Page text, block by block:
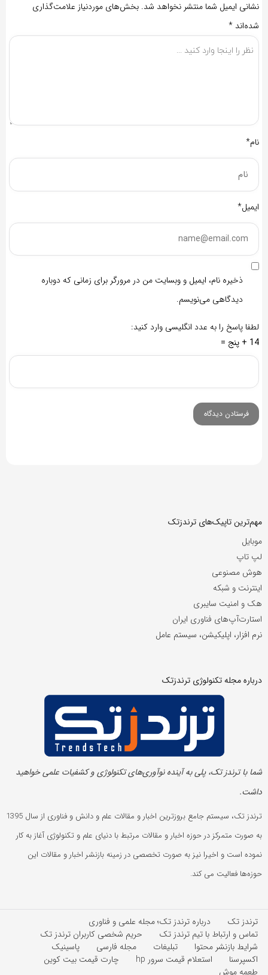
نشانی ایمیل شما منتشر نخواهد شد. بخش‌های موردنیاز علامت‌گذاری
شده‌اند *
نام*
ایمیل*
ذخیره نام، ایمیل و وبسایت من در مرورگر برای زمانی که دوباره
دیدگاهی می‌نویسم.
لطفا پاسخ را به عدد انگلیسی وارد کنید:
14 + پنج =
مهم‌ترین تاپیک‌های ترندزتک
موبایل
لپ تاپ
هوش مصنوعی
اینترنت و شبکه
هک و امنیت سایبری
استارت‌آپ‌های فناوری ایران
نرم افزار، اپلیکیشن، سیستم عامل
درباره مجله تکنولوژی ترندزتک
شما با ترندز تک، پلی به آینده‌ نوآوری‌های تکنولوژی و کشفیات علمی خواهید
داشت.
ترندز تک، سیستم جامع بروزترین اخبار و مقالات علم و دانش و فناوری از سال 1395
به صورت متمرکز در حوزه اخبار و مقالات مرتبط با دنیای علم و تکنولوژی آغاز به کار
نموده است و اخیرا نیز به صورت تخصصی در زمینه بازنشر اخبار و مقالات این
حوزه‌ها فعالیت می کند.
ترندز تک
درباره ترندز تک؛ مجله علمی و فناوری
تماس و ارتباط با تیم ترندز تک
حریم شخصی کاربران ترندز تک
شرایط بازنشر محتوا
تبلیغات مجله فارسی
پاسینیک
اکسپرسنا
استعلام قیمت سرور hp
چارت قیمت بیت کوین
طعمه موش